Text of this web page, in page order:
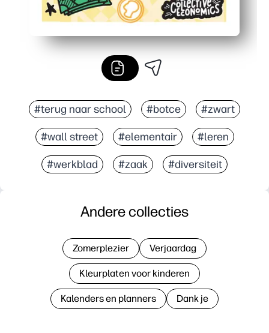
#terug naar school #botce #zwart
#wall street #elementair #leren
#werkblad #zaak #diversiteit
Andere collecties
Zomerplezier Verjaardag
Kleurplaten voor kinderen
Kalenders en planners Dank je